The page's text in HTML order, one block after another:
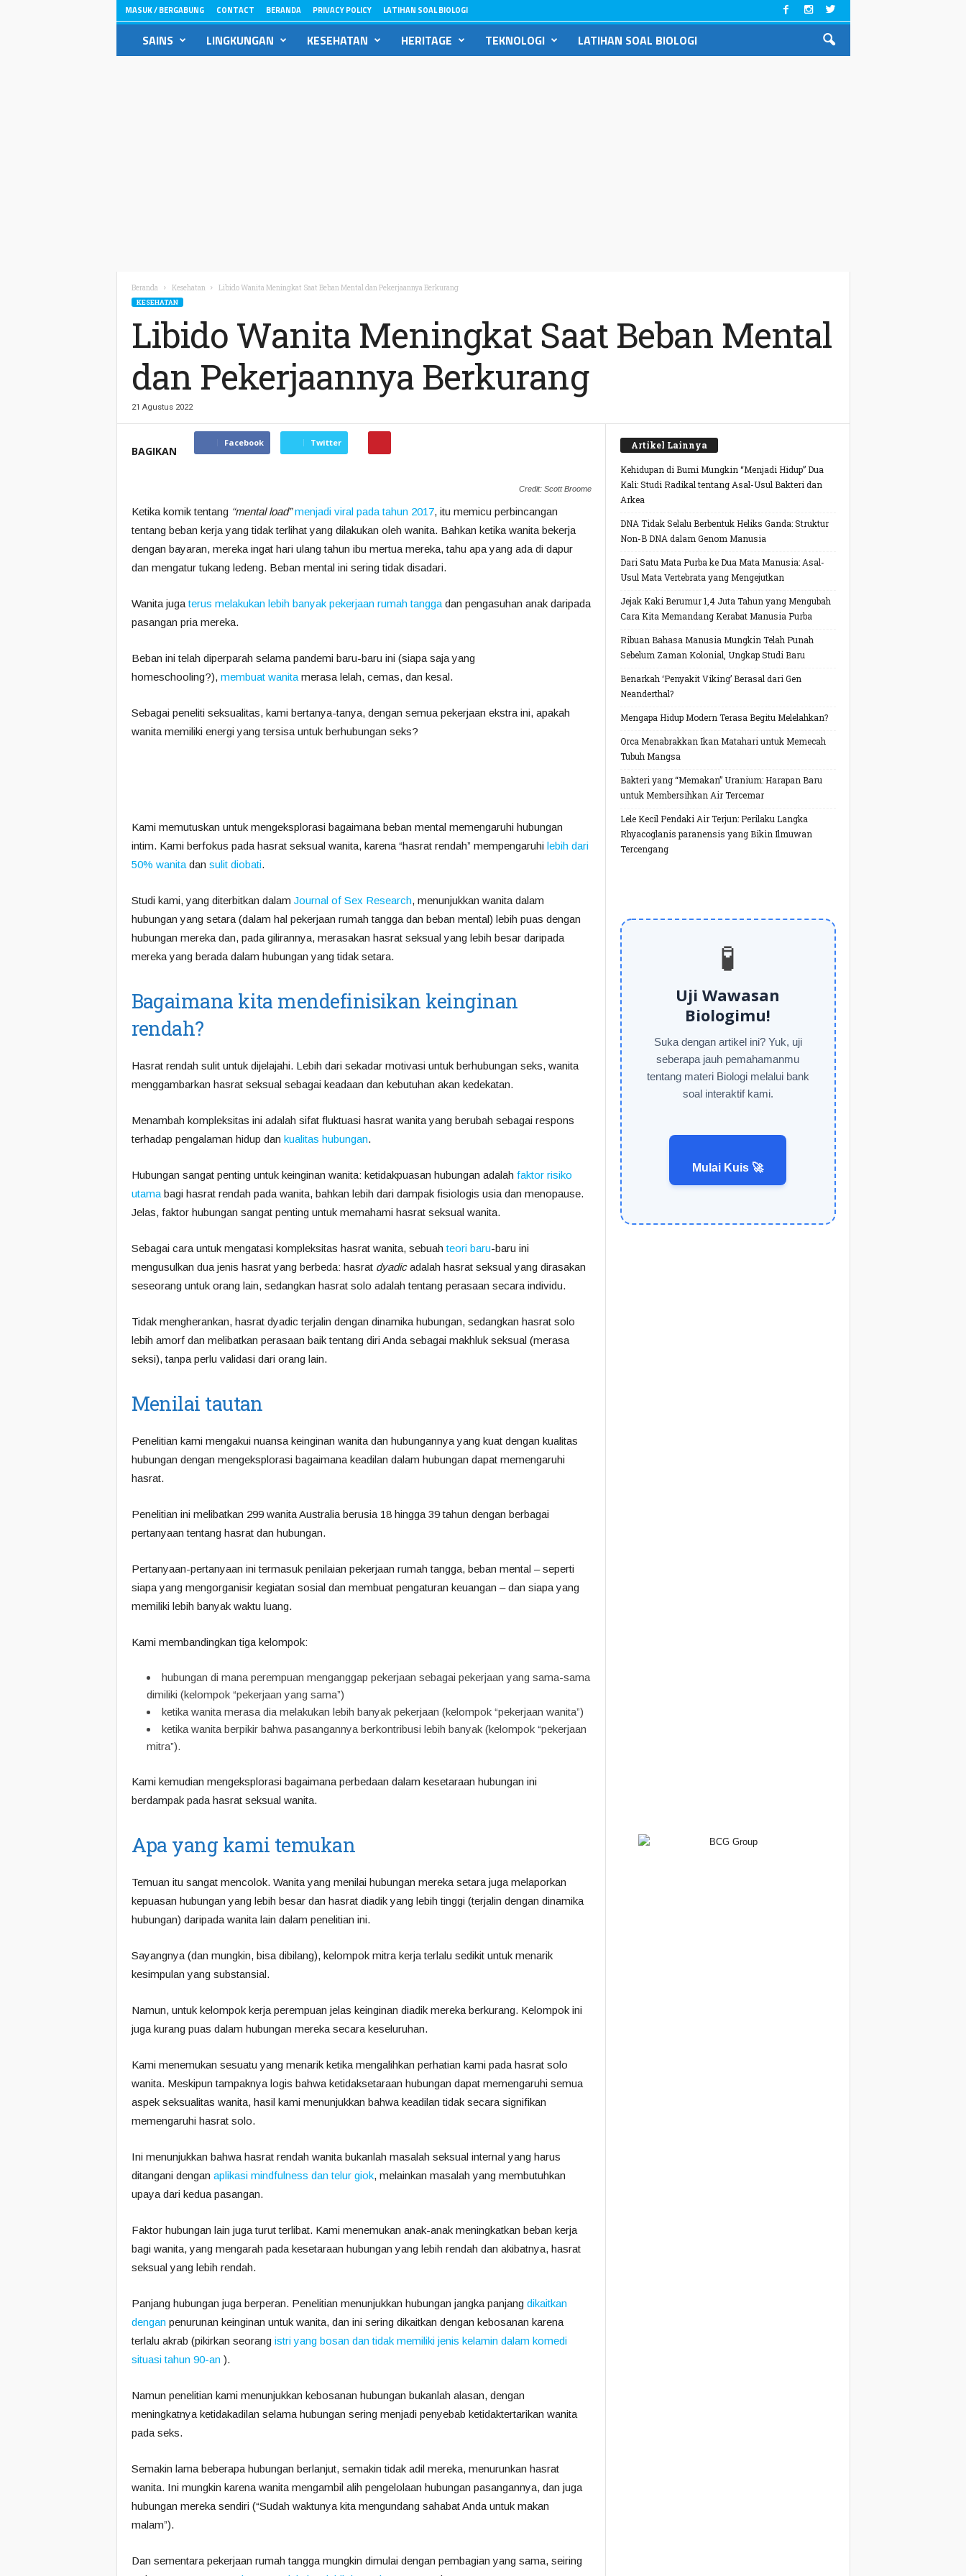
MASUK / BERGABUNG CONTACT BERANDA PRIVACY POLICY LATIHAN SOAL BIOLOGI
ikons.id
SAINS LINGKUNGAN KESEHATAN HERITAGE TEKNOLOGI LATIHAN SOAL BIOLOGI
Beranda Kesehatan Libido Wanita Meningkat Saat Beban Mental dan Pekerjaannya Berkurang
KESEHATAN
Libido Wanita Meningkat Saat Beban Mental
dan Pekerjaannya Berkurang
21 Agustus 2022
BAGIKAN
Facebook Twitter
Credit: Scott Broome
Ketika komik tentang “mental load” menjadi viral pada tahun 2017, itu memicu perbincangan
tentang beban kerja yang tidak terlihat yang dilakukan oleh wanita. Bahkan ketika wanita bekerja
dengan bayaran, mereka ingat hari ulang tahun ibu mertua mereka, tahu apa yang ada di dapur
dan mengatur tukang ledeng. Beban mental ini sering tidak disadari.
Wanita jugaterus melakukan lebih banyak pekerjaan rumah tanggadan pengasuhan anak daripada
pasangan pria mereka.
Beban ini telah diperparah selama pandemi baru-baru ini (siapa saja yang
homeschooling?), membuat wanitamerasa lelah, cemas, dan kesal.
Sebagai peneliti seksualitas, kami bertanya-tanya, dengan semua pekerjaan ekstra ini, apakah
wanita memiliki energi yang tersisa untuk berhubungan seks?
Kami memutuskan untuk mengeksplorasi bagaimana beban mental memengaruhi hubungan
intim. Kami berfokus pada hasrat seksual wanita, karena “hasrat rendah” mempengaruhi lebih dari
50% wanitadan sulit diobati.
Studi kami, yang diterbitkan dalam Journal of Sex Research, menunjukkan wanita dalam
hubungan yang setara (dalam hal pekerjaan rumah tangga dan beban mental) lebih puas dengan
hubungan mereka dan, pada gilirannya, merasakan hasrat seksual yang lebih besar daripada
mereka yang berada dalam hubungan yang tidak setara.
Bagaimana kita mendefinisikan keinginan
rendah?
Hasrat rendah sulit untuk dijelajahi. Lebih dari sekadar motivasi untuk berhubungan seks, wanita
menggambarkan hasrat seksual sebagai keadaan dan kebutuhan akan kedekatan.
Menambah kompleksitas ini adalah sifat fluktuasi hasrat wanita yang berubah sebagai respons
terhadap pengalaman hidup dan kualitas hubungan.
Hubungan sangat penting untuk keinginan wanita: ketidakpuasan hubungan adalah faktor risiko
utamabagi hasrat rendah pada wanita, bahkan lebih dari dampak fisiologis usia dan menopause.
Jelas, faktor hubungan sangat penting untuk memahami hasrat seksual wanita.
Sebagai cara untuk mengatasi kompleksitas hasrat wanita, sebuahteori baru-baru ini
mengusulkan dua jenis hasrat yang berbeda: hasrat dyadicadalah hasrat seksual yang dirasakan
seseorang untuk orang lain, sedangkan hasrat solo adalah tentang perasaan secara individu.
Tidak mengherankan, hasrat dyadic terjalin dengan dinamika hubungan, sedangkan hasrat solo
lebih amorf dan melibatkan perasaan baik tentang diri Anda sebagai makhluk seksual (merasa
seksi), tanpa perlu validasi dari orang lain.
Menilai tautan
Penelitian kami mengakui nuansa keinginan wanita dan hubungannya yang kuat dengan kualitas
hubungan dengan mengeksplorasi bagaimana keadilan dalam hubungan dapat memengaruhi
hasrat.
Penelitian ini melibatkan 299 wanita Australia berusia 18 hingga 39 tahun dengan berbagai
pertanyaan tentang hasrat dan hubungan.
Pertanyaan-pertanyaan ini termasuk penilaian pekerjaan rumah tangga, beban mental – seperti
siapa yang mengorganisir kegiatan sosial dan membuat pengaturan keuangan – dan siapa yang
memiliki lebih banyak waktu luang.
Kami membandingkan tiga kelompok:
hubungan di mana perempuan menganggap pekerjaan sebagai pekerjaan yang sama-sama
dimiliki (kelompok “pekerjaan yang sama”)
ketika wanita merasa dia melakukan lebih banyak pekerjaan (kelompok “pekerjaan wanita”)
ketika wanita berpikir bahwa pasangannya berkontribusi lebih banyak (kelompok “pekerjaan
mitra”).
Kami kemudian mengeksplorasi bagaimana perbedaan dalam kesetaraan hubungan ini
berdampak pada hasrat seksual wanita.
Apa yang kami temukan
Temuan itu sangat mencolok. Wanita yang menilai hubungan mereka setara juga melaporkan
kepuasan hubungan yang lebih besar dan hasrat diadik yang lebih tinggi (terjalin dengan dinamika
hubungan) daripada wanita lain dalam penelitian ini.
Sayangnya (dan mungkin, bisa dibilang), kelompok mitra kerja terlalu sedikit untuk menarik
kesimpulan yang substansial.
Namun, untuk kelompok kerja perempuan jelas keinginan diadik mereka berkurang. Kelompok ini
juga kurang puas dalam hubungan mereka secara keseluruhan.
Kami menemukan sesuatu yang menarik ketika mengalihkan perhatian kami pada hasrat solo
wanita. Meskipun tampaknya logis bahwa ketidaksetaraan hubungan dapat memengaruhi semua
aspek seksualitas wanita, hasil kami menunjukkan bahwa keadilan tidak secara signifikan
memengaruhi hasrat solo.
Ini menunjukkan bahwa hasrat rendah wanita bukanlah masalah seksual internal yang harus
ditangani dengan aplikasi mindfulness dan telur giok, melainkan masalah yang membutuhkan
upaya dari kedua pasangan.
Faktor hubungan lain juga turut terlibat. Kami menemukan anak-anak meningkatkan beban kerja
bagi wanita, yang mengarah pada kesetaraan hubungan yang lebih rendah dan akibatnya, hasrat
seksual yang lebih rendah.
Panjang hubungan juga berperan. Penelitian menunjukkan hubungan jangka panjang dikaitkan
denganpenurunan keinginan untuk wanita, dan ini sering dikaitkan dengan kebosanan karena
terlalu akrab (pikirkan seorang istri yang bosan dan tidak memiliki jenis kelamin dalam komedi
situasi tahun 90-an).
Namun penelitian kami menunjukkan kebosanan hubungan bukanlah alasan, dengan
meningkatnya ketidakadilan selama hubungan sering menjadi penyebab ketidaktertarikan wanita
pada seks.
Semakin lama beberapa hubungan berlanjut, semakin tidak adil mereka, menurunkan hasrat
wanita. Ini mungkin karena wanita mengambil alih pengelolaan hubungan pasangannya, dan juga
hubungan mereka sendiri (“Sudah waktunya kita mengundang sahabat Anda untuk makan
malam”).
Dan sementara pekerjaan rumah tangga mungkin dimulai dengan pembagian yang sama, seiring
Artikel Lainnya
Kehidupan di Bumi Mungkin “Menjadi Hidup” Dua
Kali: Studi Radikal tentang Asal-Usul Bakteri dan
Arkea
DNA Tidak Selalu Berbentuk Heliks Ganda: Struktur
Non-B DNA dalam Genom Manusia
Dari Satu Mata Purba ke Dua Mata Manusia: Asal-
Usul Mata Vertebrata yang Mengejutkan
Jejak Kaki Berumur 1,4 Juta Tahun yang Mengubah
Cara Kita Memandang Kerabat Manusia Purba
Ribuan Bahasa Manusia Mungkin Telah Punah
Sebelum Zaman Kolonial, Ungkap Studi Baru
Benarkah ‘Penyakit Viking’ Berasal dari Gen
Neanderthal?
Mengapa Hidup Modern Terasa Begitu Melelahkan?
Orca Menabrakkan Ikan Matahari untuk Memecah
Tubuh Mangsa
Bakteri yang “Memakan” Uranium: Harapan Baru
untuk Membersihkan Air Tercemar
Lele Kecil Pendaki Air Terjun: Perilaku Langka
Rhyacoglanis paranensis yang Bikin Ilmuwan
Tercengang
🧪
Uji Wawasan
Biologimu!
Suka dengan artikel ini? Yuk, uji
seberapa jauh pemahamanmu
tentang materi Biologi melalui bank
soal interaktif kami.
Mulai Kuis 🚀